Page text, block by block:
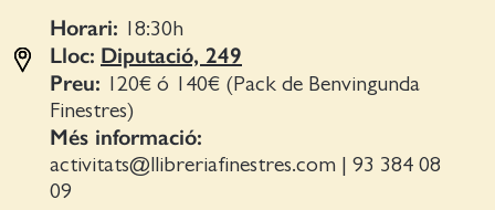
Horari: 18:30h
Lloc: Diputació, 249
Preu: 120€ ó 140€ (Pack de Benvingunda
Finestres)
Més informació:
activitats@llibreriafinestres.com | 93 384 08
09